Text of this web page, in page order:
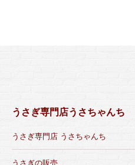
うさぎ専門店うさちゃんち
うさぎ専門店 うさちゃんち
うさぎの販売